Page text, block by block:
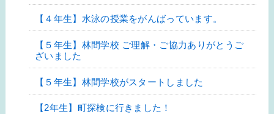
【４年生】水泳の授業をがんばっています。
【５年生】林間学校 ご理解・ご協力ありがとうご
ざいました
【５年生】林間学校がスタートしました
【2年生】町探検に行きました！